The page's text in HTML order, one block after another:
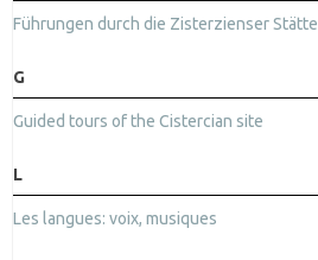
Führungen durch die Zisterzienser Stätte
G
Guided tours of the Cistercian site
L
Les langues: voix, musiques